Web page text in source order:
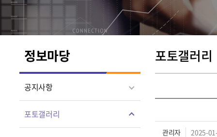
정보마당
공지사항
포토갤러리
포토갤러리
관리자 2025-